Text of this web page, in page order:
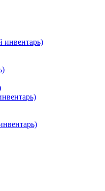
инвентарь)